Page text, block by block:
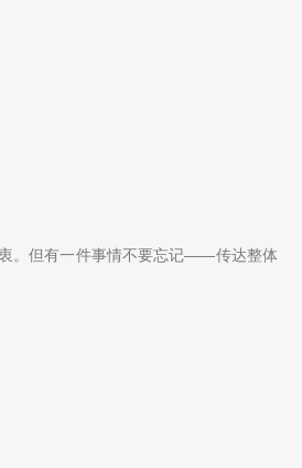
。但有一件事情不要忘记——传达整体